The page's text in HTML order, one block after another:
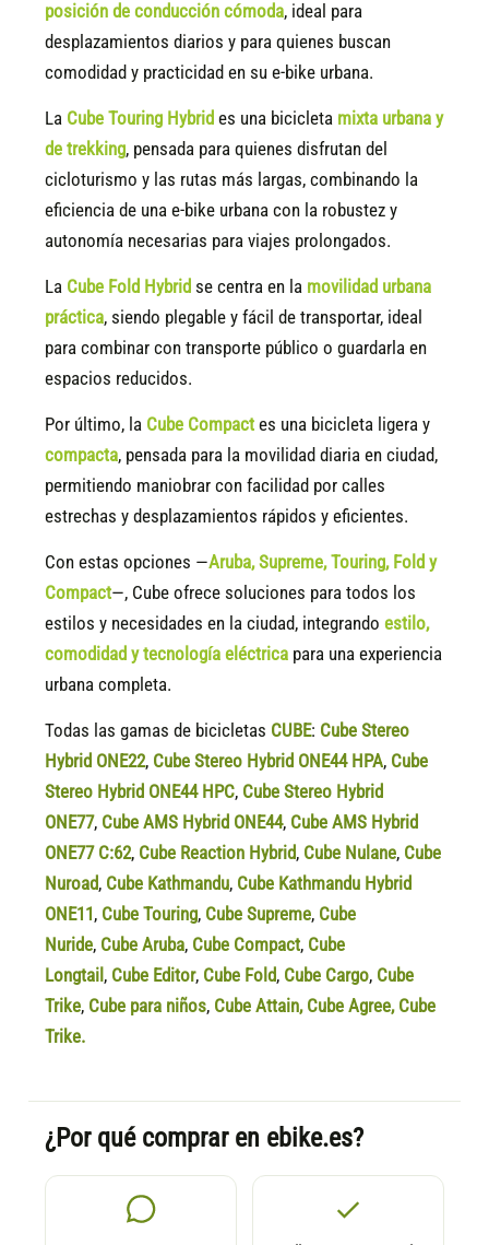
posición de conducción cómoda, ideal para
desplazamientos diarios y para quienes buscan
comodidad y practicidad en su e-bike urbana.
La Cube Touring Hybrid es una bicicleta mixta urbana y
de trekking, pensada para quienes disfrutan del
cicloturismo y las rutas más largas, combinando la
eficiencia de una e-bike urbana con la robustez y
autonomía necesarias para viajes prolongados.
La Cube Fold Hybrid se centra en la movilidad urbana
práctica, siendo plegable y fácil de transportar, ideal
para combinar con transporte público o guardarla en
espacios reducidos.
Por último, la Cube Compact es una bicicleta ligera y
compacta, pensada para la movilidad diaria en ciudad,
permitiendo maniobrar con facilidad por calles
estrechas y desplazamientos rápidos y eficientes.
Con estas opciones —Aruba, Supreme, Touring, Fold y
Compact—, Cube ofrece soluciones para todos los
estilos y necesidades en la ciudad, integrandoestilo,
comodidad y tecnología eléctrica para una experiencia
urbana completa.
Todas las gamas de bicicletas CUBE: Cube Stereo
Hybrid ONE22, Cube Stereo Hybrid ONE44 HPA, Cube
Stereo Hybrid ONE44 HPC, Cube Stereo Hybrid
ONE77, Cube AMS Hybrid ONE44, Cube AMS Hybrid
ONE77 C:62, Cube Reaction Hybrid, Cube Nulane, Cube
Nuroad, Cube Kathmandu, Cube Kathmandu Hybrid
ONE11 , Cube Touring, Cube Supreme, Cube
Nuride, Cube Aruba, Cube Compact, Cube
Longtail , Cube Editor, Cube Fold, Cube Cargo, Cube
Trike, Cube para niños, Cube Attain, Cube Agree, Cube
Trike.
¿Por qué comprar en ebike.es?